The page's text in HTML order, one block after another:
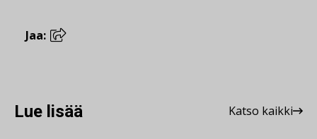
Jaa:
Lue lisää Katso kaikki